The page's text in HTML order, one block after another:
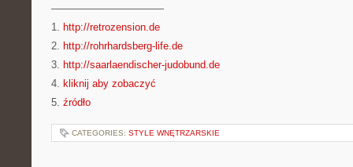
———————————
1. http://retrozension.de
2. http://rohrhardsberg-life.de
3. http://saarlaendischer-judobund.de
4. kliknij aby zobaczyć
5. źródło
CATEGORIES: STYLE WNĘTRZARSKIE